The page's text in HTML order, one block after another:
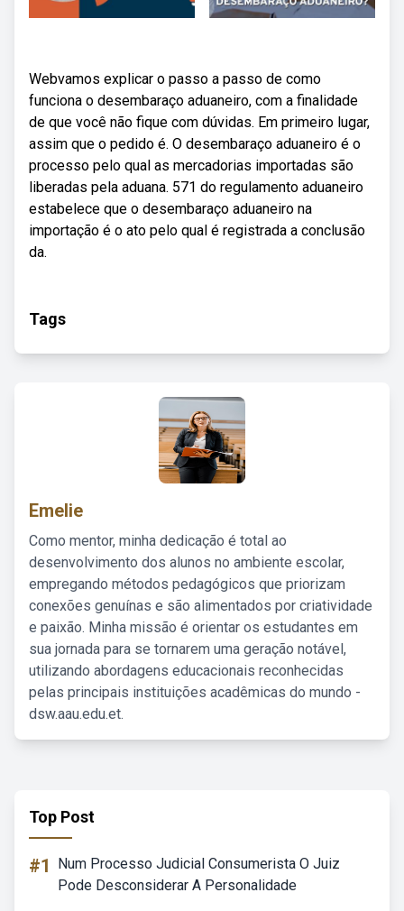
Webvamos explicar o passo a passo de como
funciona o desembaraço aduaneiro, com a finalidade
de que você não fique com dúvidas. Em primeiro lugar,
assim que o pedido é. O desembaraço aduaneiro é o
processo pelo qual as mercadorias importadas são
liberadas pela aduana. 571 do regulamento aduaneiro
estabelece que o desembaraço aduaneiro na
importação é o ato pelo qual é registrada a conclusão
da.
Tags
Emelie
Como mentor, minha dedicação é total ao
desenvolvimento dos alunos no ambiente escolar,
empregando métodos pedagógicos que priorizam
conexões genuínas e são alimentados por criatividade
e paixão. Minha missão é orientar os estudantes em
sua jornada para se tornarem uma geração notável,
utilizando abordagens educacionais reconhecidas
pelas principais instituições acadêmicas do mundo -
dsw.aau.edu.et.
Top Post
#1
Num Processo Judicial Consumerista O Juiz
Pode Desconsiderar A Personalidade